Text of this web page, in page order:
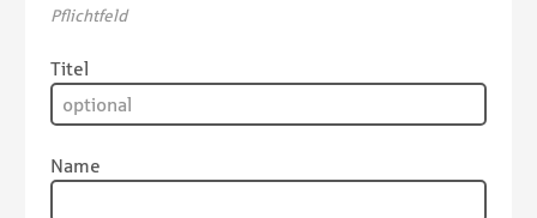
Pflichtfeld
Titel
Name